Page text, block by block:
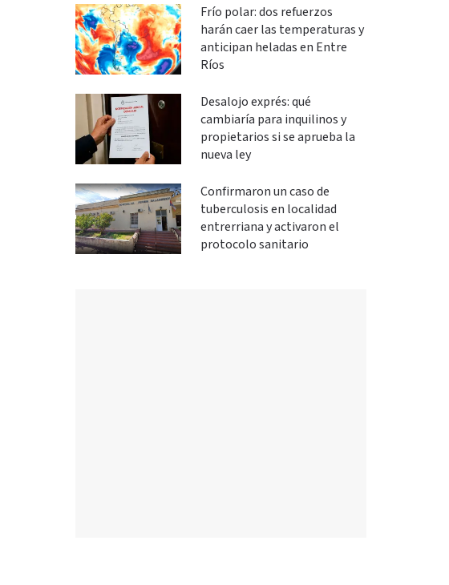
Frío polar: dos refuerzos
harán caer las temperaturas y
anticipan heladas en Entre
Ríos
Desalojo exprés: qué
cambiaría para inquilinos y
propietarios si se aprueba la
nueva ley
Confirmaron un caso de
tuberculosis en localidad
entrerriana y activaron el
protocolo sanitario